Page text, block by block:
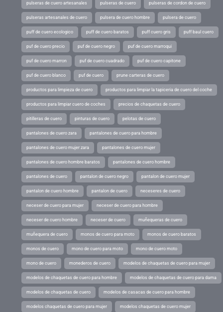
pulseras de cuero artesanales pulseras de cuero pulseras de cordon de cuero
pulseras artesanales de cuero pulsera de cuero hombre pulsera de cuero
puff de cuero ecologico puff de cuero baratos puff cuero gris puff baul cuero
puf de cuero precio puf de cuero negro puf de cuero marroqui
puf de cuero marron puf de cuero cuadrado puf de cuero capitone
puf de cuero blanco puf de cuero prune carteras de cuero
productos para limpieza de cuero productos para limpiar la tapiceria de cuero del coche
productos para limpiar cuero de coches precios de chaquetas de cuero
pitilleras de cuero pinturas de cuero pelotas de cuero
pantalones de cuero zara pantalones de cuero para hombre
pantalones de cuero mujer zara pantalones de cuero mujer
pantalones de cuero hombre baratos pantalones de cuero hombre
pantalones de cuero pantalon de cuero negro pantalon de cuero mujer
pantalon de cuero hombre pantalon de cuero neceseres de cuero
neceser de cuero para mujer neceser de cuero para hombre
neceser de cuero hombre neceser de cuero muñequeras de cuero
muñequera de cuero monos de cuero para moto monos de cuero baratos
monos de cuero mono de cuero para moto mono de cuero moto
mono de cuero monederos de cuero modelos de chaquetas de cuero para mujer
modelos de chaquetas de cuero para hombre modelos de chaquetas de cuero para dama
modelos de chaquetas de cuero modelos de casacas de cuero para hombre
modelos chaquetas de cuero para mujer modelos chaquetas de cuero mujer